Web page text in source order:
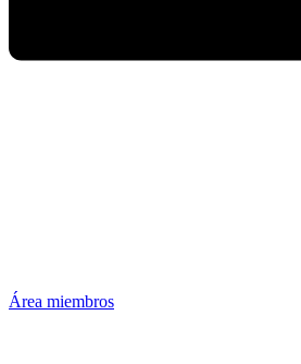
Área miembros